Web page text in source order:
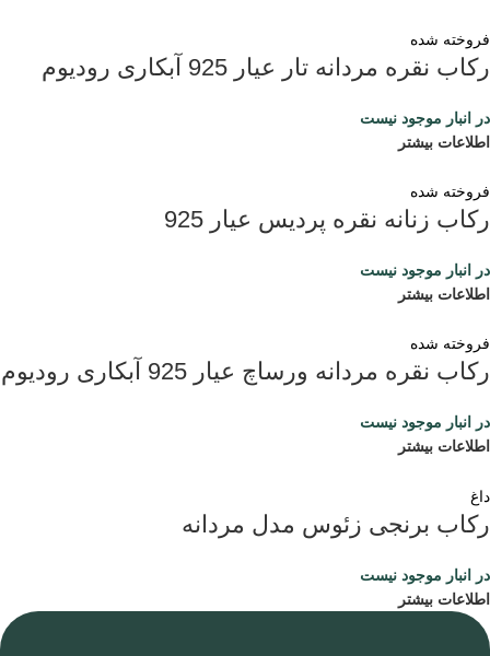
فروخته شده
رکاب نقره مردانه تار عیار 925 آبکاری رودیوم
در انبار موجود نیست
اطلاعات بیشتر
فروخته شده
رکاب زنانه نقره پردیس عیار 925
در انبار موجود نیست
اطلاعات بیشتر
فروخته شده
رکاب نقره مردانه ورساچ عیار 925 آبکاری رودیوم
در انبار موجود نیست
اطلاعات بیشتر
داغ
رکاب برنجی زئوس مدل مردانه
در انبار موجود نیست
اطلاعات بیشتر